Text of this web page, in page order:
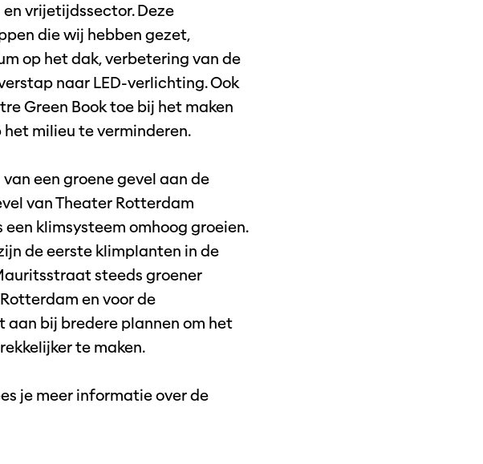
vrijetijdssector. Deze
die wij hebben gezet,
op het dak, verbetering van de
naar LED-verlichting. Ook
Green Book toe bij het maken
milieu te verminderen.
een groene gevel aan de
van Theater Rotterdam
klimsysteem omhoog groeien.
de eerste klimplanten in de
steeds groener
en voor de
aan bij bredere plannen om het
te maken.
je meer informatie over de